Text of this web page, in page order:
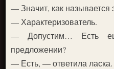
— Значит, как называется
— Характеризователь.
— Допустим… Есть
предложении?
— Есть, — ответила